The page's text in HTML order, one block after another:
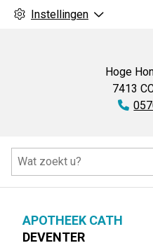
Instellingen
Hoge
7413
APOTHEEK CATH
DEVENTER